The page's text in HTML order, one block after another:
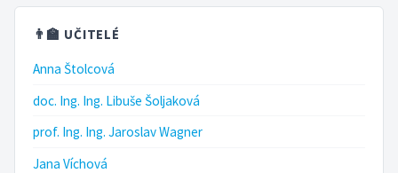
👨‍🏫 UČITELÉ
Anna Štolcová
doc. Ing. Ing. Libuše Šoljaková
prof. Ing. Ing. Jaroslav Wagner
Jana Víchová